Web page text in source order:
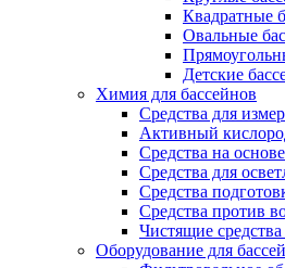
Квадратные
Овальные
Детские
Химия для бассейнов
Средства для
Активный
Средства на
Средства для
Средства
Средства против
Чистящие
Оборудование для